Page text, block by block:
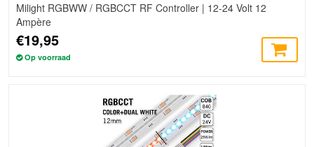
Milight RGBWW / RGBCCT RF Controller | 12-24 Volt 12
Ampère
€19,95
Op voorraad